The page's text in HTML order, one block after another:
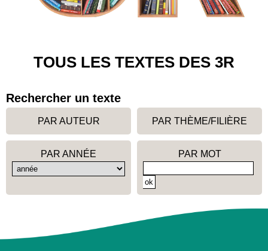
TOUS LES TEXTES DES 3R
Rechercher un texte
PAR AUTEUR PAR THÈME/FILIÈRE
PAR ANNÉE PAR MOT